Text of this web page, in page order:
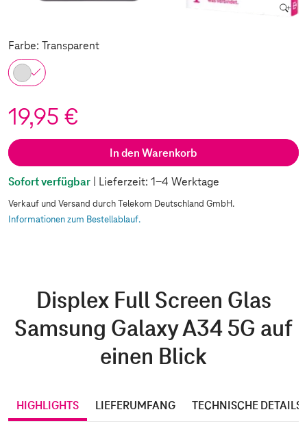
Farbe: Transparent
19,95 €
In den Warenkorb
Sofort verfügbar | Lieferzeit: 1-4 Werktage
Verkauf und Versand durch Telekom Deutschland GmbH.
Informationen zum Bestellablauf.
Displex Full Screen Glas
Samsung Galaxy A34 5G auf
einen Blick
HIGHLIGHTS LIEFERUMFANG TECHNISCHE DETAILS